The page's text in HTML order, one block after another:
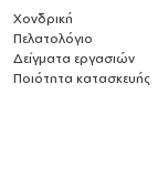
Χονδρική
Πελατολόγιο
Δείγματα εργασιών
Ποιότητα κατασκευής